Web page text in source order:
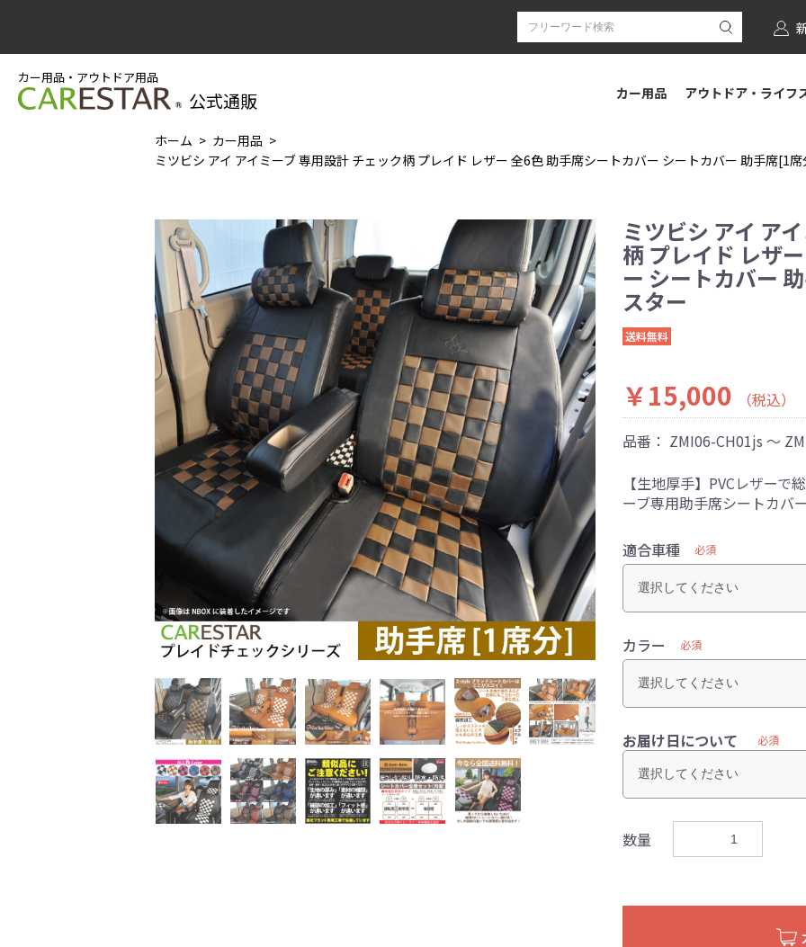
カー用品・アウトドア用品
公式通販 カー用品 アウトドア・ライフ
ホーム
カー用品
ミツビシ アイ アイミーブ 専用設計 チェック柄 プレイド レザー 全6色 助手席シートカバー シートカバー 助手席[1
ミツビシ アイ ア
柄 プレイド レザ
ー シートカバー
スター
送料無料
￥15,000
（税込）
品番： ZMI06-CH01js ～
【生地厚手】PVCレザー
ーブ専用助手席シートカバー
適合車種 必須
カラー 必須
お届け日について 必須
数量